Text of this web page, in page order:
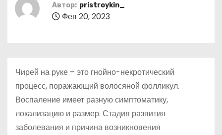
Автор: pristroykin_
Фев 20, 2023
Чирей на руке – это гнойно-некротический
процесс, поражающий волосяной фолликул.
Воспаление имеет разную симптоматику,
локализацию и размер. Стадия развития
заболевания и причина возникновения